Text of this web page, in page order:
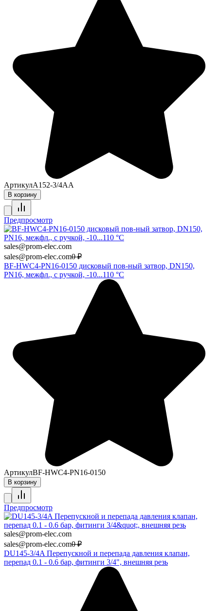
АртикулA152-3/4AA
В корзину
Предпросмотр
sales@prom-elec.com
sales@prom-elec.com0 ₽
BF-HWC4-PN16-0150 дисковый пов-ный затвор, DN150,
PN16, межфл., с ручкой, -10...110 °C
АртикулBF-HWC4-PN16-0150
В корзину
Предпросмотр
sales@prom-elec.com
sales@prom-elec.com0 ₽
DU145-3/4A Перепускной и перепада давления клапан,
перепад 0.1 - 0.6 бар, фитинги 3/4", внешняя резь